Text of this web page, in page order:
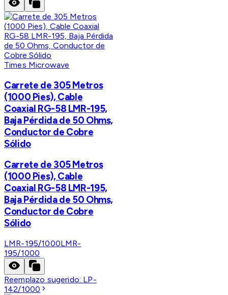
Times Microwave
Carrete de 305 Metros
(1000 Pies), Cable
Coaxial RG-58 LMR-195,
Baja Pérdida de 50 Ohms,
Conductor de Cobre
Sólido
Carrete de 305 Metros
(1000 Pies), Cable
Coaxial RG-58 LMR-195,
Baja Pérdida de 50 Ohms,
Conductor de Cobre
Sólido
LMR-195/1000LMR-
195/1000
Reemplazo sugerido: LP-
142/1000